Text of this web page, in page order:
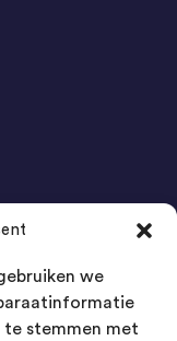
we
te stemmen met